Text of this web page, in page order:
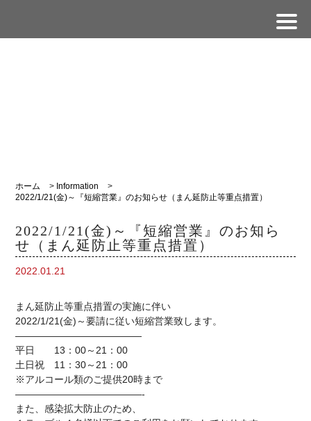
ホーム > Information
>
2022/1/21(金)～『短縮営業』のお知らせ（まん延防止等重点措置）
2022/1/21(金)～『短縮営業』のお知ら
せ（まん延防止等重点措置）
2022.01.21
まん延防止等重点措置の実施に伴い
2022/1/21(金)～要請に従い短縮営業致します。
—————————————
平日 13：00～21：00
土日祝 11：30～21：00
※アルコール類のご提供20時まで
—————————————-
また、感染拡大防止のため、